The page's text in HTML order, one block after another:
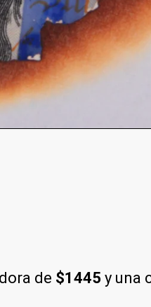
de $1445 y una